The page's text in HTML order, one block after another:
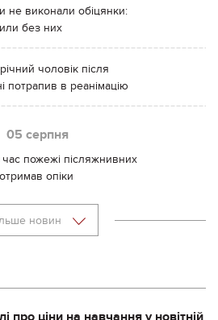
не виконали обіцянки:
без них
чоловік після
потрапив в реанімацію
05 серпня
час пожежі післяжнивних
опіки
новин
про ціни на навчання у новітній